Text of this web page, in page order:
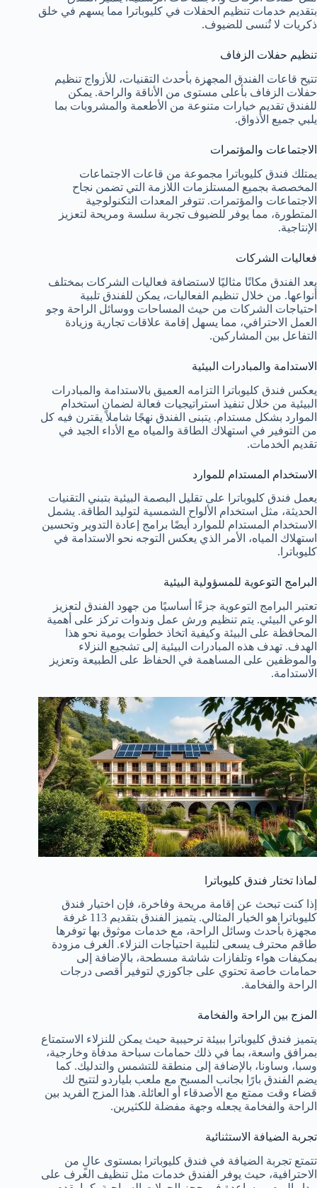
بتقديم خدمات تنظيم الحفلات في كليوباترا مما يسهم في خلق
ذكريات لا تُنسى للضيوف.
تنظيم حفلات الزفاف
تتيح قاعات الفندق المجهزة بأحدث التقنيات، للأزواج تنظيم
حفلات الزفاف بأعلى مستوى من الأناقة والراحة. يمكن
للفندق تقديم خيارات متنوعة من الأطعمة والمشروبات بما
يلبي جميع الأذواق.
الاجتماعات والمؤتمرات
يمتلك فندق كليوباترا مجموعة من قاعات الاجتماعات
المخصصة بجميع المستلزمات اللازمة التي تضمن نجاح
الاجتماعات والمؤتمرات. تتوفر المعدات التكنولوجية
المتطورة، مما يوفر للضيوف تجربة سلسة ومريحة لتعزيز
الإنتاجية.
فعاليات الشركات
يعد الفندق مكانًا مثاليًا لاستضافة فعاليات الشركات بمختلف
أنواعها. من خلال تنظيم الفعاليات، يمكن للفندق تلبية
احتياجات الشركات من حيث المساحات ووسائل الراحة وجو
العمل الاحترافي، مما يسهل إقامة علاقات تجارية وزيادة
التفاعل بين المشاركين.
الاستدامة والمبادرات البيئية
يعكس فندق كليوباترا التزامه العميق بالاستدامة والمبادرات
البيئية من خلال تنفيذ استراتيجيات فعالة لضمان استخدام
الموارد بشكل مستدام. يتبنى الفندق نهجًا شاملاً يقترن فيه كل
من التوفير في استهلاك الطاقة والمياه مع الأداء الجيد في
تقديم الخدمات.
الاستخدام المستدام للموارد
يعمل فندق كليوباترا على تقليل البصمة البيئية بتبني التقنيات
الحديثة، مثل استخدام الألواح الشمسية لتوليد الطاقة. يشمل
الاستخدام المستدام للموارد أيضًا برامج إعادة التدوير وتحسين
استهلاك المياه، الأمر الذي يعكس التوجه نحو الاستدامة في
كليوباترا.
البرامج التوعوية للمسؤولية البيئية
تعتبر البرامج التوعوية جزءًا أساسيًا من جهود الفندق لتعزيز
الوعي البيئي. يتم تنظيم ورش عمل وندوات تركز على أهمية
المحافظة على البيئة وكيفية اتخاذ خطوات يومية نحو هذا
الهدف. تهدف هذه المبادرات البيئية إلى تشجيع النزلاء
والموظفين على المساهمة في الحفاظ على الطبيعة وتعزيز
الاستدامة.
لماذا تختار فندق كليوباترا
إذا كنت تبحث عن إقامة مريحة وفاخرة، فإن اختيار فندق
كليوباترا هو الخيار المثالي. يتميز الفندق بتقديم 113 غرفة
مجهزة بأحدث وسائل الراحة، مع خدمات موثوق بها توفرها
طاقم محترف يسعى لتلبية احتياجات النزلاء. الغرف مزودة
بمكيفات هواء وتلفازات شاشة مسطحة، بالإضافة إلى
حمامات خاصة تحتوي على جاكوزي لتوفير أقصى درجات
الراحة والفخامة.
المزج بين الراحة والفخامة
يتميز فندق كليوباترا ببيئة ترحيبية حيث يمكن للنزلاء الاستمتاع
بمرافق واسعة، بما في ذلك حمامات سباحة مدفأة وخارجية،
وسبا، وساونا، بالإضافة إلى منطقة للتشمس والتدليك. كما
يضم الفندق بارًا بجانب المسبح مع ملعب بلياردو لتتيح لك
قضاء وقت ممتع مع الأصدقاء أو العائلة. هذا المزج الفريد بين
الراحة والفخامة يجعله وجهة مفضلة للكثيرين.
تجربة الضيافة الاستثنائية
تتمتع تجربة الضيافة في فندق كليوباترا بمستوى عالٍ من
الاحترافية، حيث يوفر الفندق خدمات مثل تنظيف الغرف على